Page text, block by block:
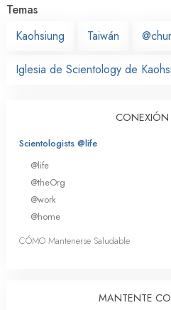
Temas
Kaohsiung
Taiwán
Iglesia de Scientology de
CONEXIÓN
Scientologists @life
@life
@theOrg
@work
@home
CÓMO Mantenerse Saludable
MANTENTE